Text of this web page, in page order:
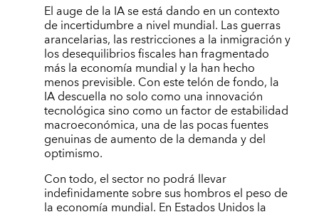
El auge de la IA se está dando en un contexto
de incertidumbre a nivel mundial. Las guerras
arancelarias, las restricciones a la inmigración y
los desequilibrios fiscales han fragmentado
más la economía mundial y la han hecho
menos previsible. Con este telón de fondo, la
IA descuella no solo como una innovación
tecnológica sino como un factor de estabilidad
macroeconómica, una de las pocas fuentes
genuinas de aumento de la demanda y del
optimismo.
Con todo, el sector no podrá llevar
indefinidamente sobre sus hombros el peso de
la economía mundial. En Estados Unidos la